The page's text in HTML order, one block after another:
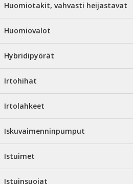
Huomiotakit, vahvasti heijastavat
Huomiovalot
Hybridipyörät
Irtohihat
Irtolahkeet
Iskuvaimenninpumput
Istuimet
Istuinsuojat